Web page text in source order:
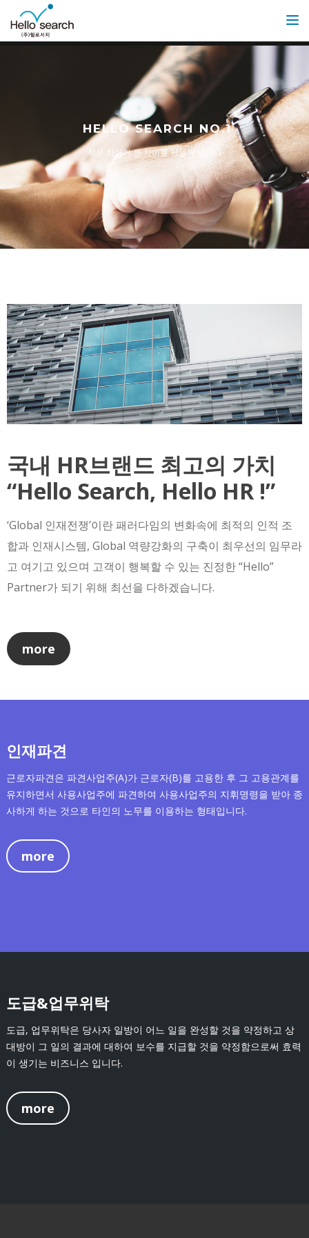
HELLO SEARCH NO.1
작은 차이가 큰 차이를 만들어 냅니다
국내 HR브랜드 최고의 가치
“Hello Search, Hello HR !”
‘Global 인재전쟁’이란 패러다임의 변화속에 최적의 인적 조
합과 인재시스템, Global 역량강화의 구축이 최우선의 임무라
고 여기고 있으며 고객이 행복할 수 있는 진정한 “Hello”
Partner가 되기 위해 최선을 다하겠습니다.
more
인재파견
근로자파견은 파견사업주(A)가 근로자(B)를 고용한 후 그 고용관계를
유지하면서 사용사업주에 파견하여 사용사업주의 지휘명령을 받아 종
사하게 하는 것으로 타인의 노무를 이용하는 형태입니다.
more
도급&업무위탁
도급, 업무위탁은 당사자 일방이 어느 일을 완성할 것을 약정하고 상
대방이 그 일의 결과에 대하여 보수를 지급할 것을 약정함으로써 효력
이 생기는 비즈니스 입니다.
more